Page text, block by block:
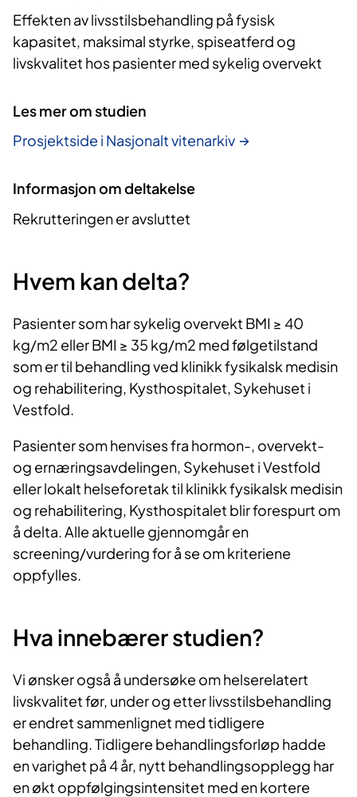
Effekten av livsstilsbehandling på fysisk
kapasitet, maksimal styrke, spiseatferd og
livskvalitet hos pasienter med sykelig overvekt
Les mer om studien
Prosjektside i Nasjonalt vitenarkiv
Informasjon om deltakelse
Rekrutteringen er avsluttet
Hvem kan delta?
Pasienter som har sykelig overvekt BMI ≥ 40
kg/m2 eller BMI ≥ 35 kg/m2 med følgetilstand
som er til behandling ved klinikk fysikalsk medisin
og rehabilitering, Kysthospitalet, Sykehuset i
Vestfold.
Pasienter som henvises fra hormon-, overvekt-
og ernæringsavdelingen, Sykehuset i Vestfold
eller lokalt helseforetak til klinikk fysikalsk medisin
og rehabilitering, Kysthospitalet blir forespurt om
å delta. Alle aktuelle gjennomgår en
screening/vurdering for å se om kriteriene
oppfylles.
Hva innebærer studien?
Vi ønsker også å undersøke om helserelatert
livskvalitet før, under og etter livsstilsbehandling
er endret sammenlignet med tidligere
behandling. Tidligere behandlingsforløp hadde
en varighet på 4 år, nytt behandlingsopplegg har
en økt oppfølgingsintensitet med en kortere